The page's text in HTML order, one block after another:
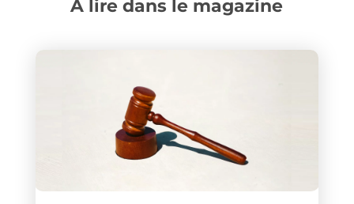
A lire dans le magazine